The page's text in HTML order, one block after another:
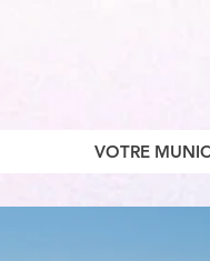
VOTRE